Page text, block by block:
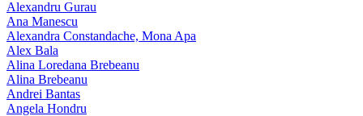
Alexandru Gurau
Ana Manescu
Alexandra Constandache, Mona Apa
Alex Bala
Alina Loredana Brebeanu
Alina Brebeanu
Andrei Bantas
Angela Hondru